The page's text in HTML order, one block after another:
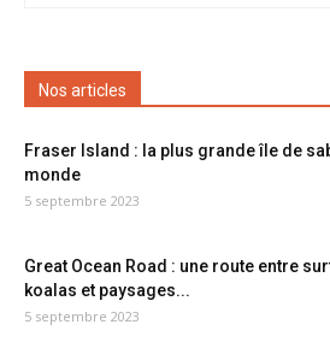
Nos articles
Fraser Island : la plus grande île de
monde
5 septembre 2023
Great Ocean Road : une route entre
koalas et paysages...
5 septembre 2023